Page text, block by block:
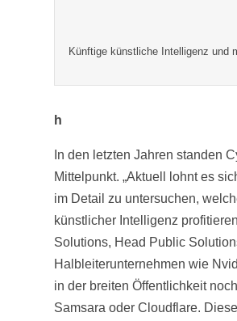
Künftige künstliche Intelligenz und
h
In den letzten Jahren standen
Mittelpunkt. „Aktuell lohnt es
im Detail zu untersuchen,
künstlicher Intelligenz
Solutions, Head Public
Halbleiterunternehmen wie
in der breiten Öffentlichkeit
Samsara oder Cloudflare.